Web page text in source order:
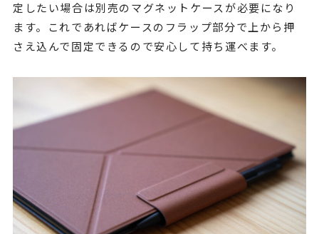
定したい場合は別売のマグネットケースが必要になり
ます。これであればケースのフラップ部分で上から押
さえ込んで固定できるので安心して持ち運べます。